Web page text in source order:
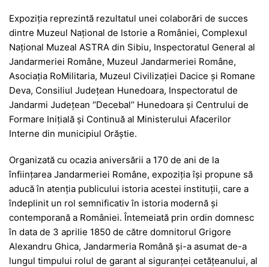
Expoziția reprezintă rezultatul unei colaborări de succes
dintre Muzeul Național de Istorie a României, Complexul
Național Muzeal ASTRA din Sibiu, Inspectoratul General al
Jandarmeriei Române, Muzeul Jandarmeriei Române,
Asociația RoMilitaria, Muzeul Civilizației Dacice și Romane
Deva, Consiliul Județean Hunedoara, Inspectoratul de
Jandarmi Județean ‘’Decebal’’ Hunedoara și Centrului de
Formare Inițială și Continuă al Ministerului Afacerilor
Interne din municipiul Orăștie.
Organizată cu ocazia aniversării a 170 de ani de la
înființarea Jandarmeriei Române, expoziția își propune să
aducă în atenția publicului istoria acestei instituții, care a
îndeplinit un rol semnificativ în istoria modernă și
contemporană a României. Întemeiată prin ordin domnesc
în data de 3 aprilie 1850 de către domnitorul Grigore
Alexandru Ghica, Jandarmeria Română şi-a asumat de-a
lungul timpului rolul de garant al siguranţei cetăţeanului, al